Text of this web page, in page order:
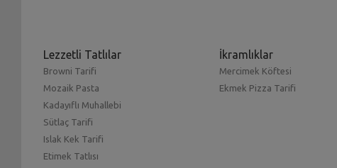
Lezzetli Tatlılar
Browni Tarifi
Mozaik Pasta
Kadayıflı Muhallebi
Sütlaç Tarifi
Islak Kek Tarifi
Etimek Tatlısı
İkramlıklar
Mercimek Köftesi
Ekmek Pizza Tarifi